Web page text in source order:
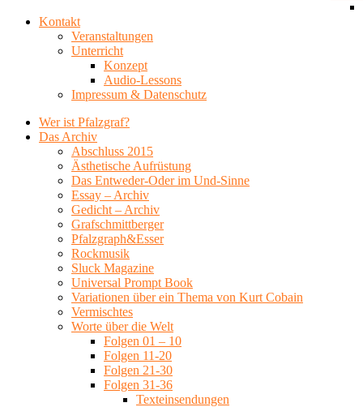
Kontakt
Veranstaltungen
Unterricht
Konzept
Audio-Lessons
Impressum & Datenschutz
Wer ist Pfalzgraf?
Das Archiv
Abschluss 2015
Ästhetische Aufrüstung
Das Entweder-Oder im Und-Sinne
Essay – Archiv
Gedicht – Archiv
Grafschmittberger
Pfalzgraph&Esser
Rockmusik
Sluck Magazine
Universal Prompt Book
Variationen über ein Thema von Kurt Cobain
Vermischtes
Worte über die Welt
Folgen 01 – 10
Folgen 11-20
Folgen 21-30
Folgen 31-36
Texteinsendungen